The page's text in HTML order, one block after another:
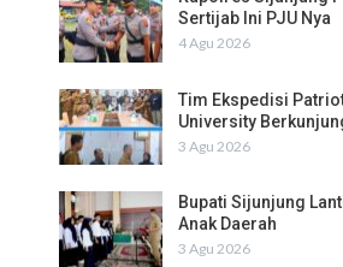
Sertijab Ini PJU Nya
4 Agu 2026
Tim Ekspedisi
University
3 Agu 2026
Bupati Sijunjung
Anak Daerah
3 Agu 2026